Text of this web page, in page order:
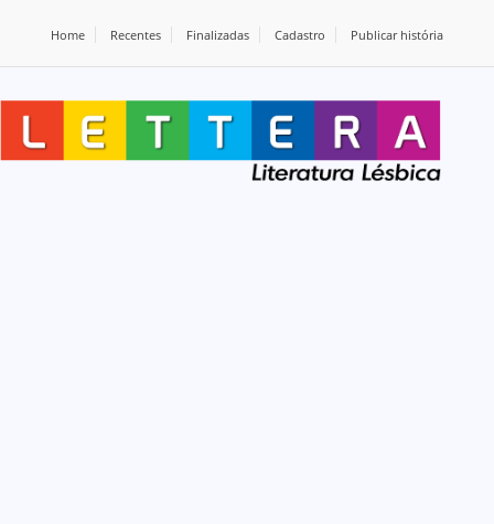
Home Recentes Finalizadas Cadastro Publicar história